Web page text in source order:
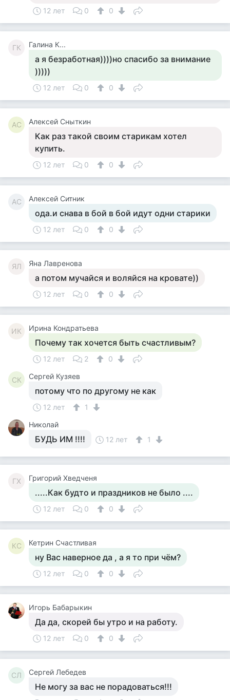
12 лет 0 0
ГК Галина К...
а я безработная))))но спасибо за внимание
)))))
12 лет 0 0
АС Алексей Сныткин
Как раз такой своим старикам хотел
купить.
12 лет 0 0
АС Алексей Ситник
ода.и снава в бой в бой идут одни старики
12 лет 0 0
ЯЛ Яна Лавренова
а потом мучайся и воляйся на кровате))
12 лет 0 0
ИК Ирина Кондратьева
Почему так хочется быть счастливым?
12 лет 2 0
СК Сергей Кузяев
потому что по другому не как
12 лет
1
Николай
БУДЬ ИМ !!!! 12 лет 1
ГХ Григорий Хведченя
.....Как будто и праздников не было ....
12 лет 0 0
КС Кетрин Счастливая
ну Вас наверное да , а я то при чём?
12 лет 0 0
Игорь Бабарыкин
Да да, скорей бы утро и на работу.
12 лет 0 0
СЛ Сергей Лебедев
Не могу за вас не порадоваться!!!